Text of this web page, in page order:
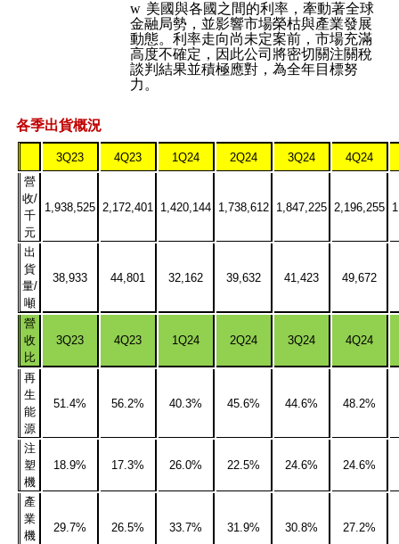
w 美國與各國之間的利率，牽動著全球
金融局勢，並影響市場榮枯與產業發展
動態。利率走向尚未定案前，市場充滿
高度不確定，因此公司將密切關注關稅
談判結果並積極應對，為全年目標努
力。
各季出貨概況
3Q23 4Q23 1Q24 2Q24 3Q24
4Q24
營
收/
千
元
1,938,525 2,172,401 1,420,144 1,738,612 1,847,225 2,196,255
出
貨
量/
噸
38,933 44,801 32,162 39,632 41,423 49,672
營
收
比
3Q23 4Q23 1Q24 2Q24 3Q24 4Q24
再
生
能
源
51.4% 56.2% 40.3% 45.6% 44.6% 48.2%
注
塑
機
18.9% 17.3% 26.0% 22.5% 24.6% 24.6%
產
業
機
29.7% 26.5% 33.7% 31.9% 30.8% 27.2%